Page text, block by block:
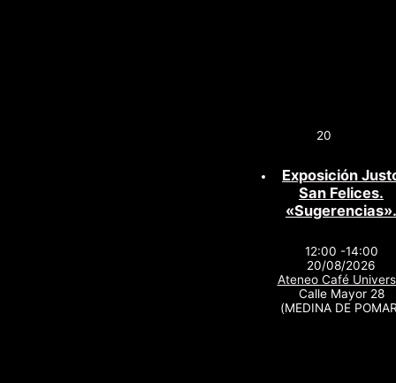
20
Exposición
San Felices.
«Sugerencias».
12:00 -14:00
20/08/2026
Ateneo Café
Calle Mayor 28
(MEDINA DE